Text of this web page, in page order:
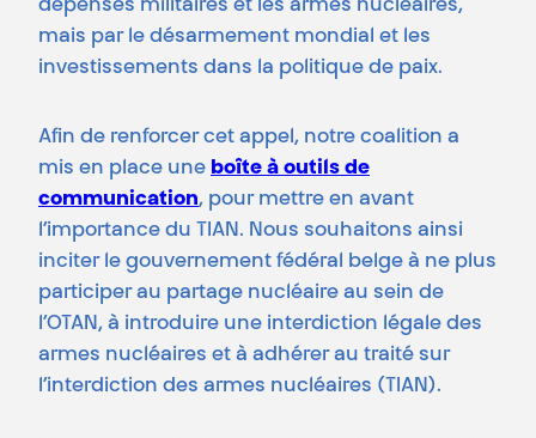
dépenses militaires et les armes nucléaires,
mais par le désarmement mondial et les
investissements dans la politique de paix.
Afin de renforcer cet appel, notre coalition a
mis en place une boîte à outils de
communication, pour mettre en avant
l’importance du TIAN. Nous souhaitons ainsi
inciter le gouvernement fédéral belge à ne plus
participer au partage nucléaire au sein de
l’OTAN, à introduire une interdiction légale des
armes nucléaires et à adhérer au traité sur
l’interdiction des armes nucléaires (TIAN).